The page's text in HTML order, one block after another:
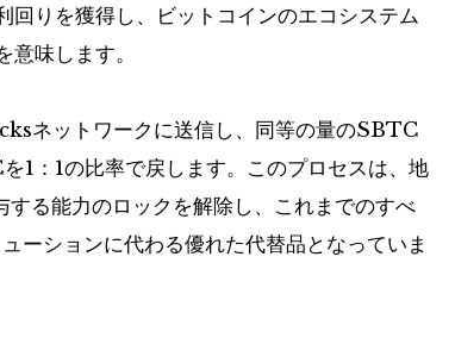
回りを獲得し、ビットコインのエコシステム
味します。
ネットワークに送信し、同等の量のSBTC
1：1の比率で戻します。このプロセスは、地
る能力のロックを解除し、これまでのすべ
ーションに代わる優れた代替品となっていま